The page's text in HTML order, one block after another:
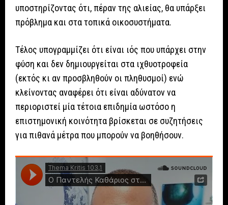
υποστηρίζοντας ότι, πέραν της αλιείας, θα υπάρξει
πρόβλημα και στα τοπικά οικοσυστήματα.
Τέλος υπογραμμίζει ότι είναι ιός που υπάρχει στην
φύση και δεν δημιουργείται στα ιχθυοτροφεία
(εκτός κι αν προσβληθούν οι πληθυσμοί) ενώ
κλείνοντας αναφέρει ότι είναι αδύνατον να
περιοριστεί μία τέτοια επιδημία ωστόσο η
επιστημονική κοινότητα βρίσκεται σε συζητήσεις
για πιθανά μέτρα που μπορούν να βοηθήσουν.